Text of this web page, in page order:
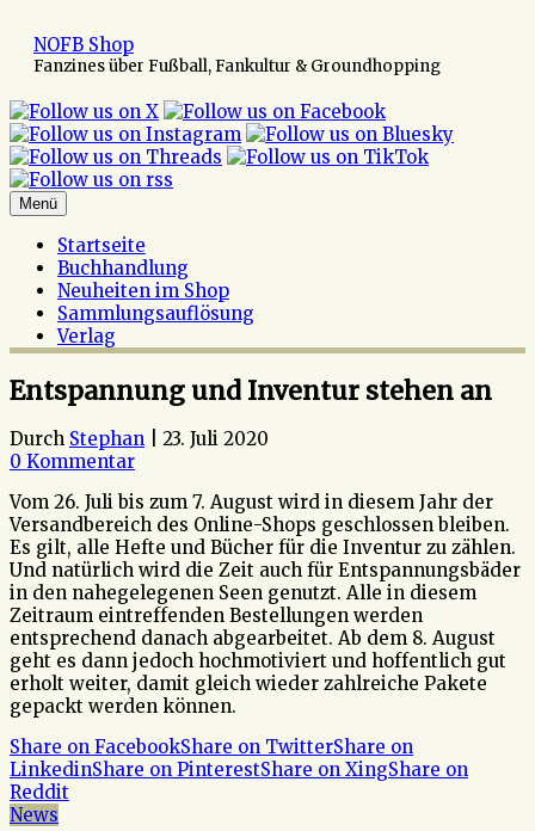
Inhalt
springen
NOFB Shop
Fanzines über Fußball, Fankultur & Groundhopping
Menü
Startseite
Buchhandlung
Neuheiten im Shop
Sammlungsauflösung
Verlag
Entspannung und Inventur stehen an
Durch Stephan
23. Juli 2020
0 Kommentar
Vom 26. Juli bis zum 7. August wird in diesem Jahr der
Versandbereich des Online-Shops geschlossen bleiben.
Es gilt, alle Hefte und Bücher für die Inventur zu zählen.
Und natürlich wird die Zeit auch für Entspannungsbäder
in den nahegelegenen Seen genutzt. Alle in diesem
Zeitraum eintreffenden Bestellungen werden
entsprechend danach abgearbeitet. Ab dem 8. August
geht es dann jedoch hochmotiviert und hoffentlich gut
erholt weiter, damit gleich wieder zahlreiche Pakete
gepackt werden können.
Share on FacebookShare on TwitterShare on
LinkedinShare on PinterestShare on XingShare on
Reddit
News